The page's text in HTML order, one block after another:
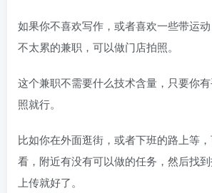
如果你不喜欢写作，或者喜欢一些带运
不太累的兼职，可以做门店拍照。
这个兼职不需要什么技术含量，只要你
照就行。
比如你在外面逛街，或者下班的路上等
看，附近有没有可以做的任务，然后找
上传就好了。